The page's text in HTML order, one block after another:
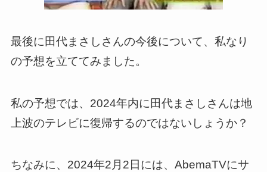
最後に田代まさしさんの今後について、私なり
の予想を立ててみました。
私の予想では、2024年内に田代まさしさんは地
上波のテレビに復帰するのではないしょうか？
ちなみに、2024年2月2日には、AbemaTVにサ